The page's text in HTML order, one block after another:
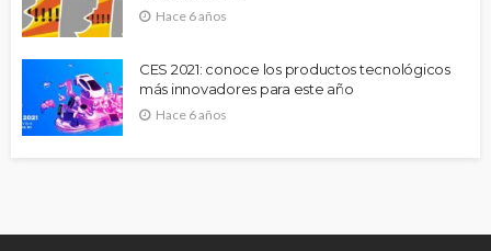
Hace 6 años
CES 2021: conoce los productos tecnológicos
más innovadores para este año
Hace 6 años